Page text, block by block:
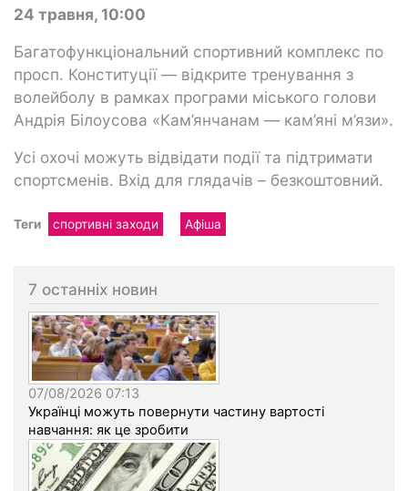
24 травня, 10:00
Багатофункціональний спортивний комплекс по
просп. Конституції — відкрите тренування з
волейболу в рамках програми міського голови
Андрія Білоусова «Кам’янчанам — кам’яні м’язи».
Усі охочі можуть відвідати події та підтримати
спортсменів. Вхід для глядачів – безкоштовний.
Теги спортивні заходи Афіша
7 останніх новин
07/08/2026 07:13
Українці можуть повернути частину вартості
навчання: як це зробити